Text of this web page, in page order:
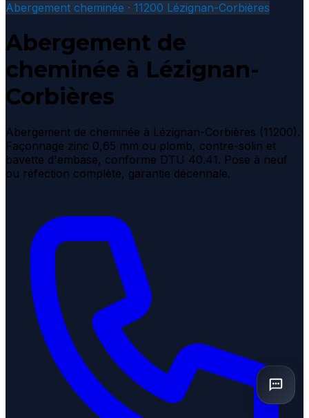
Abergement cheminée · 11200 Lézignan-Corbières
Abergement de
cheminée à Lézignan-
Corbières
Abergement de cheminée à Lézignan-Corbières (11200).
Façonnage zinc 0,65 mm ou plomb, contre-solin et
bavette d'embase, conforme DTU 40.41. Pose à neuf
ou réfection complète, garantie décennale.